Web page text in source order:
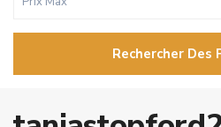
Rechercher Des